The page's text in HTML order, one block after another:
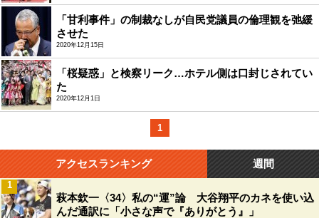
「甘利事件」の制裁なしが自民党議員の倫理観を弛緩
させた
2020年12月15日
「桜疑惑」と検察リーク…ホテル側は口封じされてい
た
2020年12月1日
1
アクセスランキング 週間
萩本欽一〈34〉私の“運”論 大谷翔平のカネを使い込
んだ通訳に「小さな声で『ありがとう』」
1